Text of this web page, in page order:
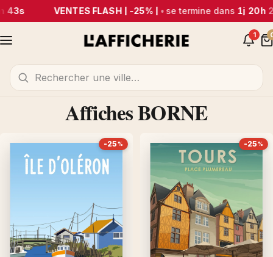
43s VENTES FLASH | -25% | se termine dans1j 20h
1
Affiches BORNE
-25 % -25 %